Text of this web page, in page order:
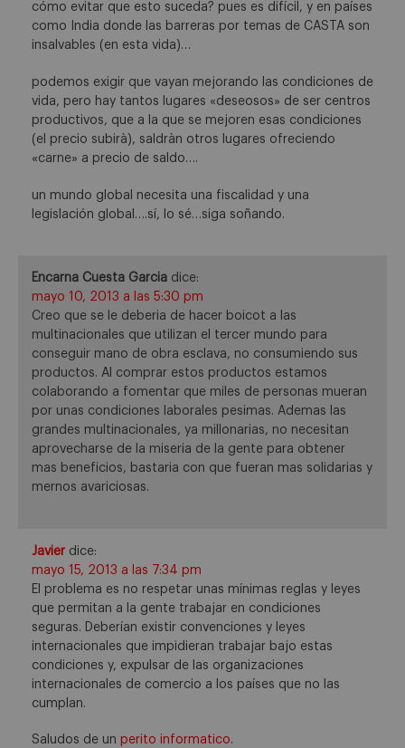
cómo evitar que esto suceda? pues es difícil, y en países
como India donde las barreras por temas de CASTA son
insalvables (en esta vida)…
podemos exigir que vayan mejorando las condiciones de
vida, pero hay tantos lugares «deseosos» de ser centros
productivos, que a la que se mejoren esas condiciones
(el precio subirà), saldràn otros lugares ofreciendo
«carne» a precio de saldo….
un mundo global necesita una fiscalidad y una
legislación global….sí, lo sé…siga soñando.
Encarna Cuesta Garcia dice:
mayo 10, 2013 a las 5:30 pm
Creo que se le deberia de hacer boicot a las
multinacionales que utilizan el tercer mundo para
conseguir mano de obra esclava, no consumiendo sus
productos. Al comprar estos productos estamos
colaborando a fomentar que miles de personas mueran
por unas condiciones laborales pesimas. Ademas las
grandes multinacionales, ya millonarias, no necesitan
aprovecharse de la miseria de la gente para obtener
mas beneficios, bastaria con que fueran mas solidarias y
mernos avariciosas.
Javier dice:
mayo 15, 2013 a las 7:34 pm
El problema es no respetar unas mínimas reglas y leyes
que permitan a la gente trabajar en condiciones
seguras. Deberían existir convenciones y leyes
internacionales que impidieran trabajar bajo estas
condiciones y, expulsar de las organizaciones
internacionales de comercio a los países que no las
cumplan.
Saludos de un perito informatico.